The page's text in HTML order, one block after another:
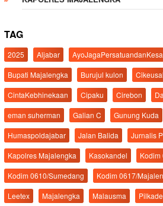
TAG
2025 Aljabar
Bupati Majalengka
Burujul kulon Cikeusal
CintaKebhinekaan
Cipaku Cirebon
eman suherman
Galian C Gunung Kuda
Humaspoldajabar
Jalan Balida
Jurnalis
Kapolres Majalengka
Kasokandel Kodim
Kodim 0610/Sumedang
Kodim 0617/
Leetex
Majalengka Malausma